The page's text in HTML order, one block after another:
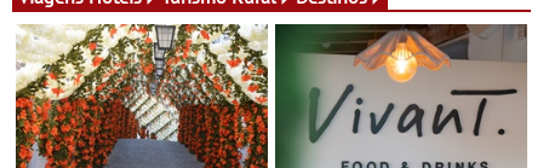
uma experiência que une
gastronomia mediterrânica,
cocktails de assinatura e
música